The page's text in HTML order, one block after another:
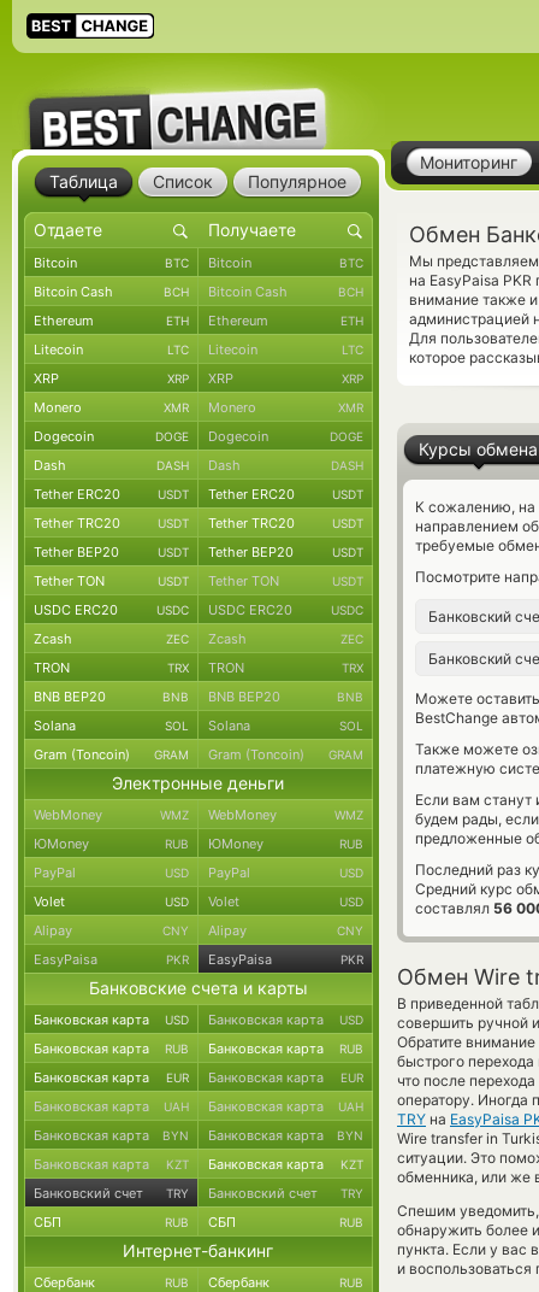
Мониторинг
Обмен
Мы представляем
на EasyPaisa
внимание также
администрацией
Для
которое
Курсы обмена
К сожалению, на
направлением
требуемые
Посмотрите
Банковский
Банковский
Можете
BestChange
Также можете
платежную
Если вам
будем рады,
предложенные
Последний раз
Средний курс
составлял 56
Обмен Wire
В приведенной
совершить ручной
Обратите
быстрого
что после
оператору. Иногда
TRY на EasyPaisa
Wire transfer in
ситуации. Это
обменника, или же
Спешим
обнаружить более
пункта. Если у вас
и
Таблица Список Популярное
Bitcoin BTC Bitcoin BTC
Bitcoin Cash BCH Bitcoin Cash BCH
Ethereum ETH Ethereum ETH
Litecoin LTC Litecoin LTC
XRP XRP XRP XRP
Monero XMR Monero XMR
Dogecoin DOGE Dogecoin DOGE
Dash DASH Dash DASH
Tether ERC20 USDT Tether ERC20 USDT
Tether TRC20 USDT Tether TRC20 USDT
Tether BEP20 USDT Tether BEP20 USDT
Tether TON USDT Tether TON USDT
USDC ERC20 USDC USDC ERC20 USDC
Zcash ZEC Zcash ZEC
TRON TRX TRON TRX
BNB BEP20 BNB BNB BEP20 BNB
Solana SOL Solana SOL
Gram (Toncoin) GRAM Gram (Toncoin) GRAM
Электронные деньги
WebMoney WMZ WebMoney WMZ
ЮMoney RUB ЮMoney RUB
PayPal USD PayPal USD
Volet USD Volet USD
Alipay CNY Alipay CNY
EasyPaisa PKR EasyPaisa PKR
Банковские счета и карты
Банковская карта USD Банковская карта USD
Банковская карта RUB Банковская карта RUB
Банковская карта EUR Банковская карта EUR
Банковская карта UAH Банковская карта UAH
Банковская карта BYN Банковская карта BYN
Банковская карта KZT Банковская карта KZT
Банковский счет TRY Банковский счет TRY
СБП RUB СБП RUB
Интернет-банкинг
Сбербанк RUB Сбербанк RUB